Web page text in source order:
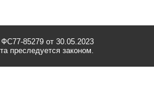
85279 от 30.05.2023
преследуется законом.